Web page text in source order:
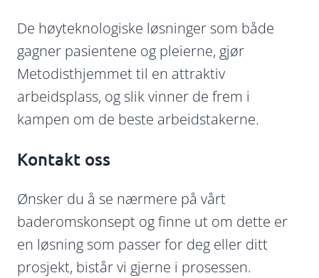
De høyteknologiske løsninger som både
gagner pasientene og pleierne, gjør
Metodisthjemmet til en attraktiv
arbeidsplass, og slik vinner de frem i
kampen om de beste arbeidstakerne.
Kontakt oss
Ønsker du å se nærmere på vårt
baderomskonsept og finne ut om dette er
en løsning som passer for deg eller ditt
prosjekt, bistår vi gjerne i prosessen.